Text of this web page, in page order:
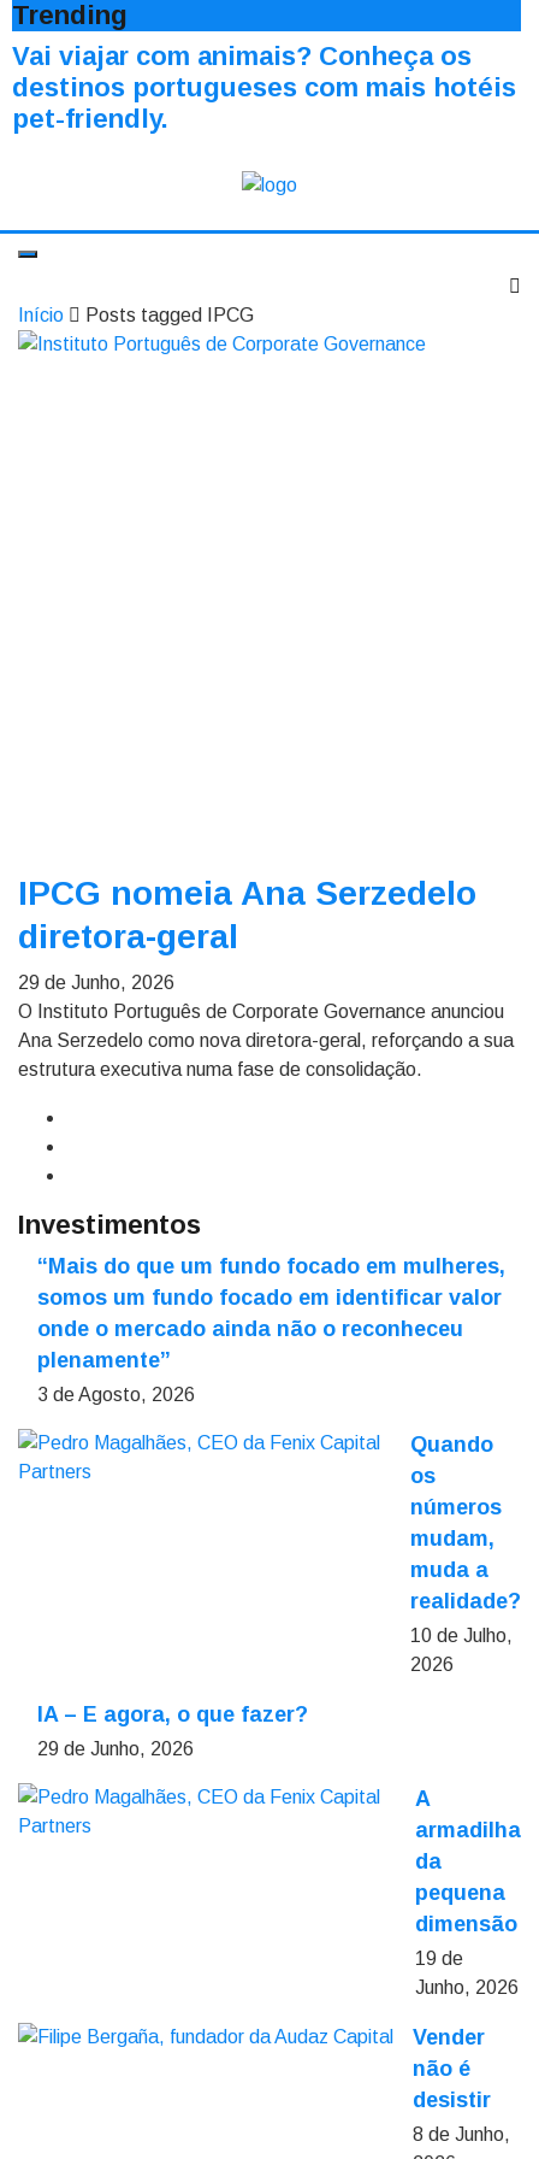
Trending
Vai viajar com animais? Conheça os
destinos portugueses com mais hotéis
pet-friendly.
Início Posts tagged IPCG
IPCG nomeia Ana Serzedelo
diretora-geral
29 de Junho, 2026
O Instituto Português de Corporate Governance anunciou
Ana Serzedelo como nova diretora-geral, reforçando a sua
estrutura executiva numa fase de consolidação.
Investimentos
“Mais do que um fundo focado em mulheres,
somos um fundo focado em identificar valor
onde o mercado ainda não o reconheceu
plenamente”
3 de Agosto, 2026
Quando
os
números
mudam,
muda a
realidade?
10 de Julho,
2026
IA – E agora, o que fazer?
29 de Junho, 2026
A
armadilha
da
pequena
dimensão
19 de
Junho, 2026
Vender
não é
desistir
8 de Junho,